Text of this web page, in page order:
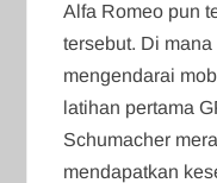
Alfa Romeo pun
tersebut. Di
mengendarai
latihan pertama
Schumacher
mendapatkan